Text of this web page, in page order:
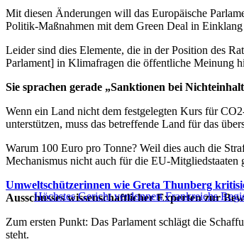
Mit diesen Änderungen will das Europäische
Politik-Maßnahmen mit dem Green Deal in
Leider sind dies Elemente, die in der Position des
Parlament] in Klimafragen die öffentliche Meinung
Sie sprachen gerade „Sanktionen bei
Wenn ein Land nicht dem festgelegten Kurs für
unterstützen, muss das betreffende Land für das
Warum 100 Euro pro Tonne? Weil dies auch die
Mechanismus nicht auch für die EU-Mitgliedstaaten
Höchstes Gericht verdonnert Frankreichs
Umweltschützerinnen wie Greta Thunberg
Ausschusses wissenschaftlicher Experten zur
Zum ersten Punkt: Das Parlament schlägt die
steht.